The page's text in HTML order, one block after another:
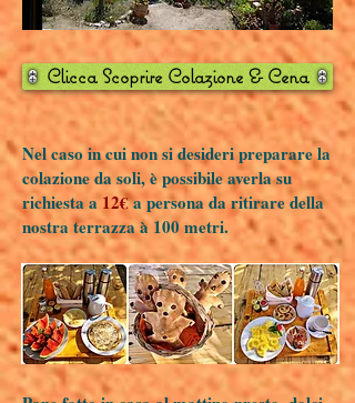
Clicca Scoprire Colazione & Cena
Nel caso in cui non si desideri preparare la
colazione da soli, è possibile averla su
richiesta a12€a persona da ritirare della
nostra terrazza à 100 metri.